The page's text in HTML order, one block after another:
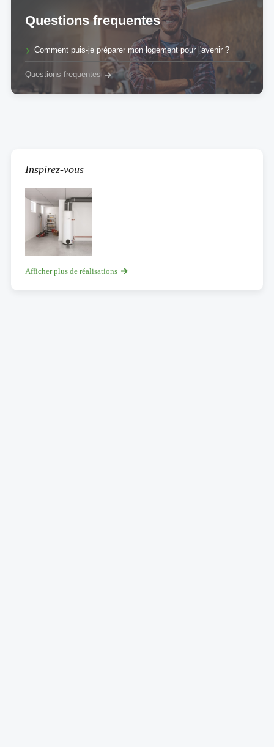
Questions frequentes
Comment puis-je préparer mon logement pour l'avenir ?
Questions frequentes
Inspirez-vous
Afficher plus de réalisations